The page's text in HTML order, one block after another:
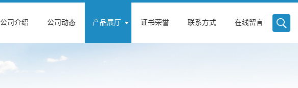
公司介绍 公司动态 产品展厅 证书荣誉 联系方式 在线留言